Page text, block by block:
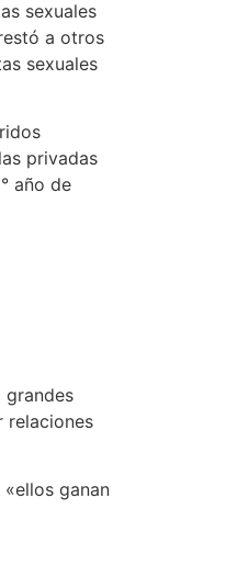
sexuales
a otros
sexuales
privadas
año de
grandes
relaciones
ganan